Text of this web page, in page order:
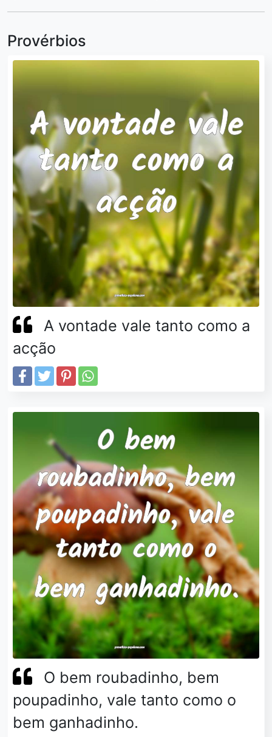
Provérbios
A vontade vale tanto como a
acção
O bem roubadinho, bem
poupadinho, vale tanto como o
bem ganhadinho.